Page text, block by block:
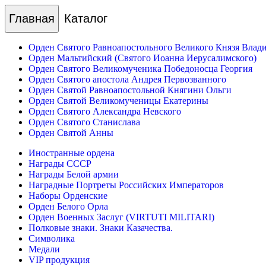
Главная Каталог
Орден Святого Равноапостольного Великого Князя
Орден Мальтийский (Святого Иоанна Иерусалимского)
Орден Святого Великомученика Победоносца Георгия
Орден Святого апостола Андрея Первозванного
Орден Святой Равноапостольной Княгини Ольги
Орден Святой Великомученицы Екатерины
Орден Святого Александра Невского
Орден Святого Станислава
Орден Святой Анны
Иностранные ордена
Награды СССР
Награды Белой армии
Наградные Портреты Российских Императоров
Наборы Орденские
Орден Белого Орла
Орден Военных Заслуг (VIRTUTI MILITARI)
Полковые знаки. Знаки Казачества.
Символика
Медали
VIP продукция